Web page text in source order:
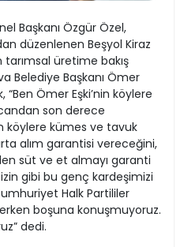
Başkanı Özgür Özel,
düzenlenen Beşyol Kiraz
tarımsal üretime bakış
Belediye Başkanı Ömer
“Ben Ömer Eşki’nin köylere
son derece
köylere kümes ve tavuk
alım garantisi vereceğini,
süt ve et almayı garanti
gibi bu genç kardeşimizi
Halk Partililer
boşuna konuşmuyoruz.
dedi.